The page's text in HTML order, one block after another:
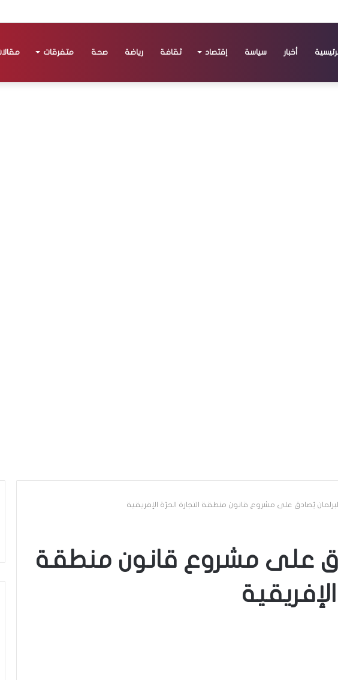
أخبار سياسة إقتصاد ثقافة رياضة صحة متفرقات
البرلمان يُصادق على مشروع قانون منطقة التجارة الحرّة الإفريقية
على مشروع قانون منطقة